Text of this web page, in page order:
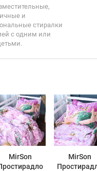
и
стиралки
с одним или
MirSon
MirSon